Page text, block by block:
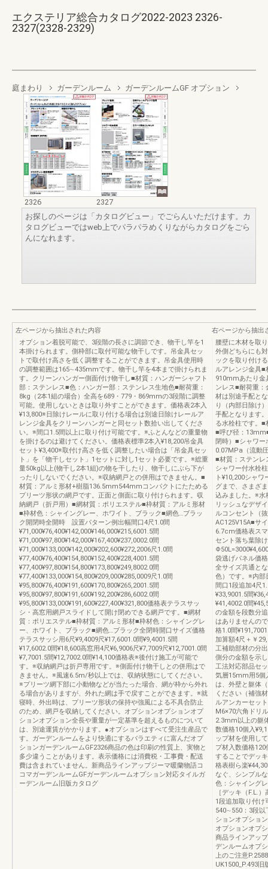
エクステリア総合カタログ2022-2023 2326-
2327(2328-2329)
庭まわり ガーデンルーム ガーデンルームGF オプション
2326
2327
お探しのページは「カタログビュー」でごらんいただけます。カ
タログビューではweb上でパラパラめくりながらカタログをごら
んになれます。
左ページから抽出された内容
オプション着脱可能で、3段階の長さに調節でき、物干し竿を1
本掛けられます。側枠部に取付可能な物干しです。吊金具セッ
トで取付け高さを低く調整することができます。吊金具使用時
の調整範囲は165∼435mmです。物干し竿を4本まで掛けられま
す。クリーンハンガー側面付け物干し■材質：ハンガーシャフト
部：ステンレス■色：ハンガー部：ステンレス生地色■耐荷重：
8kg（2本1組の場合）全高を689・779・869mmの3段階に調整
可能。使用しないときは取り外すことができます。価格表2本入
¥13,800※日除けレールに取り付ける場合は別途日除けレールア
レンジ金具をクリーンハンガーと同セット数拾い出してくださ
い。※間口1.5間以上に取り付け可能です。※ふとんなどの重量物
を掛けるのは避けてください。価格表標準2本入¥18,200吊金具
セット¥3,400※取付け高さを低く調整したい場合は「吊金具セッ
ト」を「物干しセット」1セットに対し1セット必要です。※総重
量50kg以上(物干し2本1組)の物を干したり、物干しにぶら下が
ったりしないでください。※収納網戸との併用はできません。■
材質：アルミ形材+樹脂136.5mm544mmコンパクトにたためる
プリーツ形状の網戸です。正面と側面に取り付けられます。収
納網戸（折戸用）■網材質：ポリエステル■枠材質：アルミ形材
■枠材色：シャイングレー、ホワイト、ブラック■網色…ブラッ
ク開閉時全開時 設置パターン例出幅間口4尺1.0間
¥71,000¥76,400¥142,000¥146,000¥215,6001.5間
¥71,000¥97,800¥142,000¥167,400¥237,0002.0間
¥71,000¥133,000¥142,000¥202,600¥272,2006尺1.0間
¥77,400¥76,400¥154,800¥152,400¥228,4001.5間
¥77,400¥97,800¥154,800¥173,800¥249,8002.0間
¥77,400¥133,000¥154,800¥209,000¥285,0009尺1.0間
¥95,800¥76,400¥191,600¥170,800¥265,2001.5間
¥95,800¥97,800¥191,600¥192,200¥286,6002.0間
¥95,800¥133,000¥191,600¥227,400¥321,800価格表テラスサッ
シ・高窓用網戸スライドして開け閉めできる網戸です。■網材
質：ポリエステル■枠材質：アルミ形材■枠材色：シャイングレ
ー、ホワイト、ブラック■網色…ブラック全閉時開口サイズ価格
テラスサッシ用6尺¥9,4009尺¥17,6001.0間¥9,4001.5間
¥17,6002.0間¥18,600高窓用4尺¥6,9006尺¥7,7009尺¥12,7001.0間
¥7,7001.5間¥12,7002.0間¥14,100価格表※後付け施工が可能で
す。※収納網戸は折戸専用です。※側面付け物干しとの併用はで
きません。※風速6.5m/秒以上では、収納状態にしてください。
※プリーツ網下部に小動物などが当たった場合、網が枠から外れ
る場合がありますが、外れた網は手で戻すことができます。※就
寝時、外出時は、プリーツ形状の保持や強風による不具合防止
のため、網戸を収納してください。オプションオプションオプ
ションオプション全長や重量が一定基準を超えるものについて
は、別途運賃がかかります。●オプションはすべて受注生産品で
す。ガーデンルームをより快適にするバラエティに富んだオプ
ションガーデンルームGF2326商品の色は印刷の性質上、実物と
多少違うことがあります。表示価格には消費税・工事費・配送
費は含まれていません。新商品ラインアップジーマ暖蘭物語コ
コマガーデンルームGFガーデンルームオプション対応タイルガ
ーデンルーム旧版カタログ
右ページから抽出
腰壁に木材を取
外側どちらにも
ックを取り付け
ルアレンジ金具
910mmあたり金
ンレス■耐荷重：
材は別途手配と
り（内部日除け
手配となります
る水栓柱です。
■呼び径：
閉時）■シャワ
0.07MPa（流動
■材質：ステンレ
シャワー付水栓
ト¥10,200シャ
グまで、さまざ
込みました。※水
リッシュなデザ
ルコンセント（
AC125V15A■サ
6.7cm価格表ス
セント落ち葉除
袋逃げパネル価
全サイズ共通と
色）です。※内部
間口1段追加4尺
¥33,9001.5間
¥41,4002.0間
の金額を段数分
はありませんの
格1.0間
加算額4尺＋￥
工補助部材の分
側分の金額を示
工法対応部品セ
気層15mm用5個
は、外壁と躯体
ください（補強
ルアンカーセッ
M6×70六角ドリ
2.3mm以上の躯
数価格10個入
ップ材を使用し
プ材入数価格
することでデッ
格表樹ら楽
なぐ、シンプル
色：シャイング
［デッキ（F.L.
1段追加取り付
540∼550：3段以
ションオプショ
オプションオプ
商品ラインアッ
デンルームオプ
上のご注意
UK1500_P.493旧